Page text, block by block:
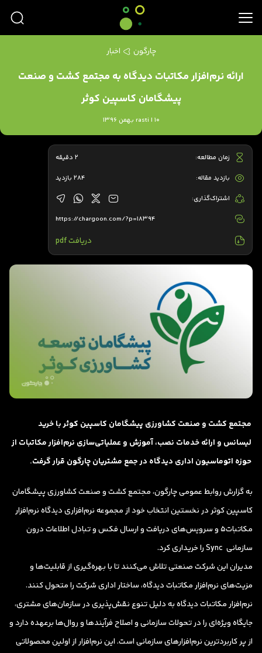
چارگون اخبار
ارائه نرم‌افزار مکاتبات دیدگاه به مجتمع کشت و صنعت
پیشگامان کاسپین کوثر
rasti | 10 بهمن 1396
مجتمع کشت و صنعت کشاورزی پیشگامان کاسپین کوثر با خرید
لیسانس و ارائه خدمات نصب، آموزش و عملیاتی‌سازی نرم‌افزار مکاتبات از
حوزه اتوماسیون اداری دیدگاه در جمع مشتریان چارگون قرار گرفت.
به گزارش روابط عمومی چارگون، مجتمع کشت و صنعت کشاورزی پیشگامان
کاسپین کوثر در نخستین انتخاب خود از مجموعه نرم‌افزاری دیدگاه نرم‌افزار
مکاتبات5 و سرویس‌های دریافت و ارسال فکس و تبادل اطلاعات درون
سازمانی Sync را خریداری کرد.
مدیران این شرکت صنعتی تلاش می‌کنند تا با بهره‌گیری از قابلیت‌ها و
مزیت‌های نرم‌افزار مکاتبات دیدگاه، ساختار اداری شرکت را متحول کنند.
نرم‌افزار مکاتبات دیدگاه به دلیل تنوع نقش‌پذیری در سازمان‌های مشتری،
جایگاه ویژه‌ای را در تحولات سازمانی و اصلاح فرآیندها و روال‌ها برعهده دارد و
از پر کاربردترین نرم‌افزارهای سازمانی است. این نرم‌افزار از اولین محصولاتی
زمان مطالعه: 2 دقیقه
بازدید مقاله: 284 بازدید
اشتراک‌گذاری:
https://chargoon.com/?p=18394
دریافت pdf